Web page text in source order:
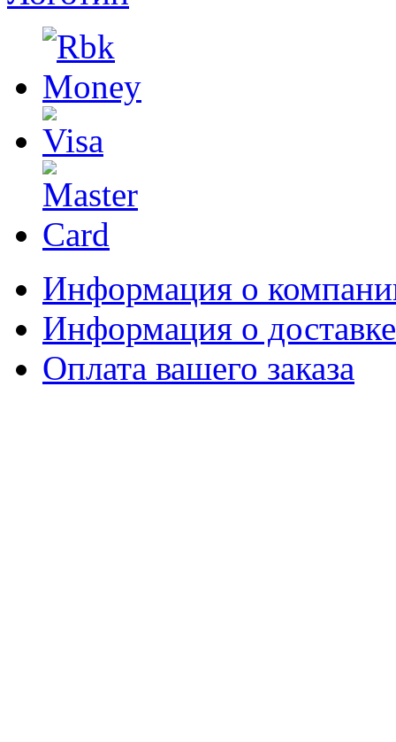
Информация о
Информация о доставке
Оплата вашего заказа